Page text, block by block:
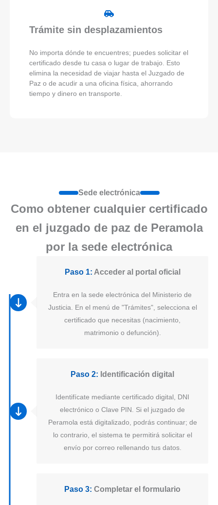
Trámite sin desplazamientos
No importa dónde te encuentres; puedes solicitar el
certificado desde tu casa o lugar de trabajo. Esto
elimina la necesidad de viajar hasta el Juzgado de
Paz o de acudir a una oficina física, ahorrando
tiempo y dinero en transporte.
Sede electrónica
Como obtener cualquier certificado
en el juzgado de paz de Peramola
por la sede electrónica
Paso 1: Acceder al portal oficial
Entra en la sede electrónica del Ministerio de
Justicia. En el menú de "Trámites", selecciona el
certificado que necesitas (nacimiento,
matrimonio o defunción).
Paso 2: Identificación digital
Identifícate mediante certificado digital, DNI
electrónico o Clave PIN. Si el juzgado de
Peramola está digitalizado, podrás continuar; de
lo contrario, el sistema te permitirá solicitar el
envío por correo rellenando tus datos.
Paso 3: Completar el formulario